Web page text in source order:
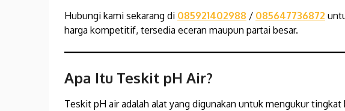
Hubungi kami sekarang di 085921402988 / 085647736872
harga kompetitif, tersedia eceran maupun partai besar.
Apa Itu Teskit pH Air?
Teskit pH air adalah alat yang digunakan untuk mengukur tingkat